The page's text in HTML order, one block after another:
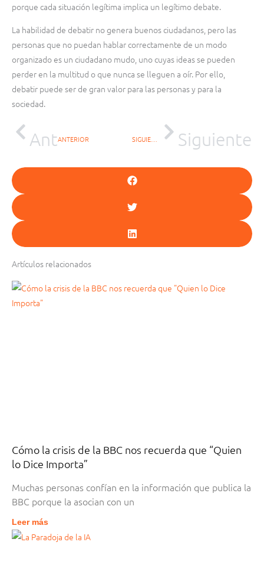
porque cada situación legítima implica un legítimo debate.
La habilidad de debatir no genera buenos ciudadanos, pero las
personas que no puedan hablar correctamente de un modo
organizado es un ciudadano mudo, uno cuyas ideas se pueden
perder en la multitud o que nunca se lleguen a oír. Por ello,
debatir puede ser de gran valor para las personas y para la
sociedad.
AntANTERIOR SIGUIENTE Siguiente
Artículos relacionados
Cómo la crisis de la BBC nos recuerda que “Quien
lo Dice Importa”
Muchas personas confían en la información que publica la
BBC porque la asocian con un
Leer más